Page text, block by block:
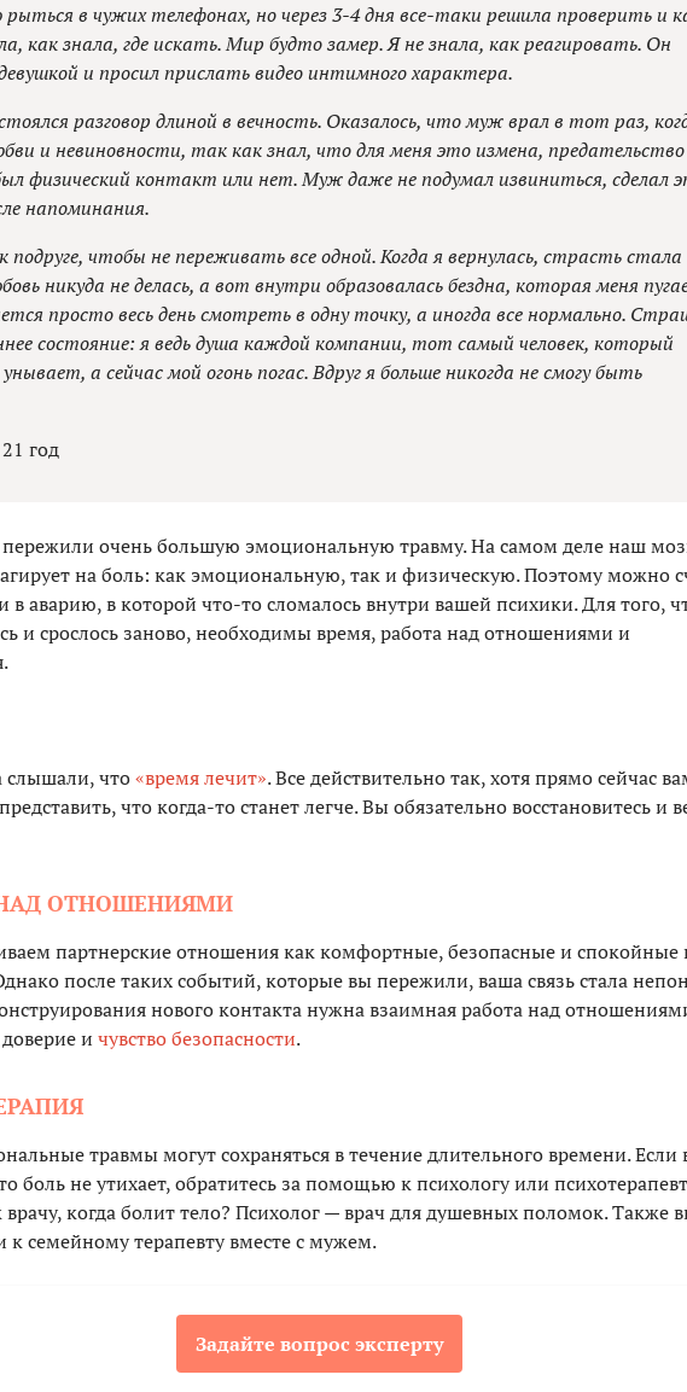
в чужих телефонах, но через 3-4 дня все-таки решила проверить и
как знала, где искать. Мир будто замер. Я не знала, как реагировать. Он
и просил прислать видео интимного характера.
разговор длиной в вечность. Оказалось, что муж врал в тот раз,
и невиновности, так как знал, что для меня это измена,
физический контакт или нет. Муж даже не подумал извиниться, сделал
напоминания.
подруге, чтобы не переживать все одной. Когда я вернулась, страсть стала
никуда не делась, а вот внутри образовалась бездна, которая меня
просто весь день смотреть в одну точку, а иногда все нормально.
состояние: я ведь душа каждой компании, тот самый человек, который
а сейчас мой огонь погас. Вдруг я больше никогда не смогу быть
год
очень большую эмоциональную травму. На самом деле наш
на боль: как эмоциональную, так и физическую. Поэтому можно
в аварию, в которой что-то сломалось внутри вашей психики. Для того,
и срослось заново, необходимы время, работа над отношениями и
слышали, что«время лечит». Все действительно так, хотя прямо сейчас
что когда-то станет легче. Вы обязательно восстановитесь и
НАД ОТНОШЕНИЯМИ
партнерские отношения как комфортные, безопасные и спокойные
после таких событий, которые вы пережили, ваша связь стала
нового контакта нужна взаимная работа над
и чувство безопасности.
травмы могут сохраняться в течение длительного времени. Если
боль не утихает, обратитесь за помощью к психологу или
когда болит тело? Психолог — врач для душевных поломок. Также
семейному терапевту вместе с мужем.
Задайте вопрос эксперту